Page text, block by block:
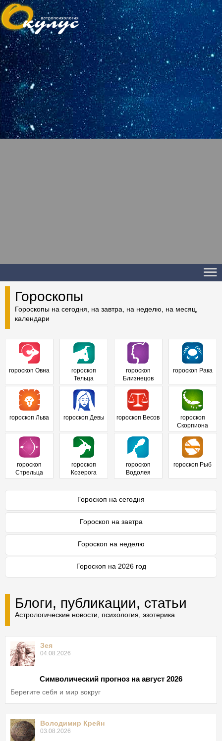
Гороскопы
Гороскопы на сегодня, на завтра, на неделю, на месяц,
календари
гороскоп Овна
гороскоп
Тельца
гороскоп
Близнецов
гороскоп Рака
гороскоп Льва гороскоп Девы гороскоп Весов
гороскоп
Скорпиона
гороскоп
Стрельца
гороскоп
Козерога
гороскоп
Водолея
гороскоп Рыб
Гороскоп на сегодня
Гороскоп на завтра
Гороскоп на неделю
Гороскоп на 2026 год
Блоги, публикации, статьи
Астрологические новости, психология, эзотерика
Зея
04.08.2026
Символический прогноз на август 2026
Берегите себя и мир вокруг
Володимир Крейн
03.08.2026